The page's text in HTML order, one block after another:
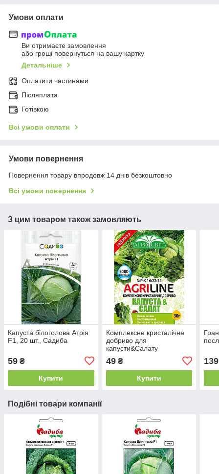
Умови оплати
Ви отримаєте замовлення
або гроші повернуться на вашу картку
Детальніше
Оплатити частинами
Післяплата
Готівкою
Всі умови оплати
Умови повернення
Повернення товару впродовж 14 днів безкоштовно
Всі умови повернення
З цим товаром також замовляють
Капуста білоголова Атрія
F1, 20 шт., Садиба
59 ₴
Купити
Комплексне кристалічне
добриво для
капусти&Салату
49₴
Купити
139
Подібні товари компанії